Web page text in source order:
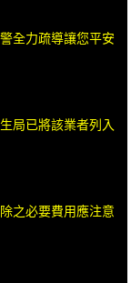
全力疏導讓您平安
局已將該業者列入
之必要費用應注意